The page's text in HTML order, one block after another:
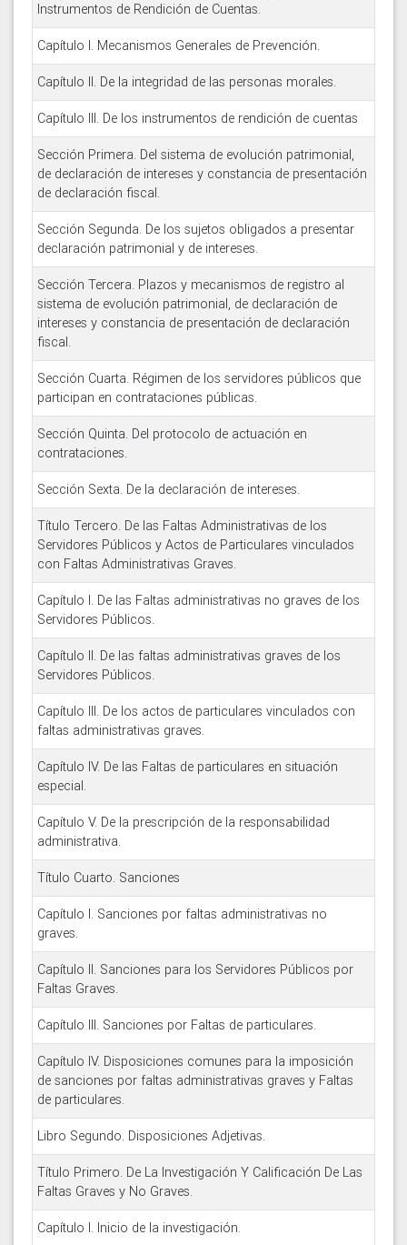
Instrumentos de Rendición de Cuentas.
Capítulo I. Mecanismos Generales de Prevención.
Capítulo II. De la integridad de las personas morales.
Capítulo III. De los instrumentos de rendición de cuentas
Sección Primera. Del sistema de evolución patrimonial,
de declaración de intereses y constancia de presentación
de declaración fiscal.
Sección Segunda. De los sujetos obligados a presentar
declaración patrimonial y de intereses.
Sección Tercera. Plazos y mecanismos de registro al
sistema de evolución patrimonial, de declaración de
intereses y constancia de presentación de declaración
fiscal.
Sección Cuarta. Régimen de los servidores públicos que
participan en contrataciones públicas.
Sección Quinta. Del protocolo de actuación en
contrataciones.
Sección Sexta. De la declaración de intereses.
Título Tercero. De las Faltas Administrativas de los
Servidores Públicos y Actos de Particulares vinculados
con Faltas Administrativas Graves.
Capítulo I. De las Faltas administrativas no graves de los
Servidores Públicos.
Capítulo II. De las faltas administrativas graves de los
Servidores Públicos.
Capítulo III. De los actos de particulares vinculados con
faltas administrativas graves.
Capítulo IV. De las Faltas de particulares en situación
especial.
Capítulo V. De la prescripción de la responsabilidad
administrativa.
Título Cuarto. Sanciones
Capítulo I. Sanciones por faltas administrativas no
graves.
Capítulo II. Sanciones para los Servidores Públicos por
Faltas Graves.
Capítulo III. Sanciones por Faltas de particulares.
Capítulo IV. Disposiciones comunes para la imposición
de sanciones por faltas administrativas graves y Faltas
de particulares.
Libro Segundo. Disposiciones Adjetivas.
Título Primero. De La Investigación Y Calificación De Las
Faltas Graves y No Graves.
Capítulo I. Inicio de la investigación.